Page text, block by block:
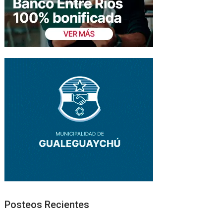
Posteos Recientes